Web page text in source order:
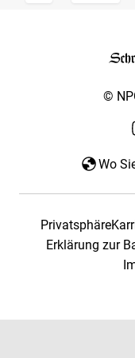
©
Wo
Privatsphäre
Erklärung zur